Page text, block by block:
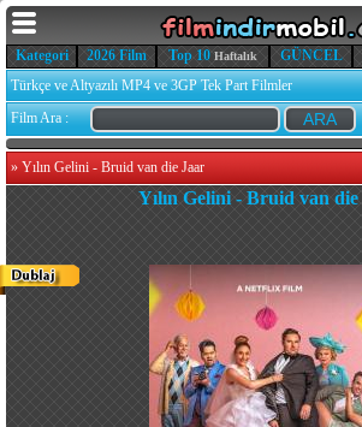
Kategori 2026 Film Top 10 Haftalık GÜNCEL
Türkçe ve Altyazılı MP4 ve 3GP Tek Part Filmler
Film Ara :
» Yılın Gelini - Bruid van die Jaar
Yılın Gelini - Bruid van